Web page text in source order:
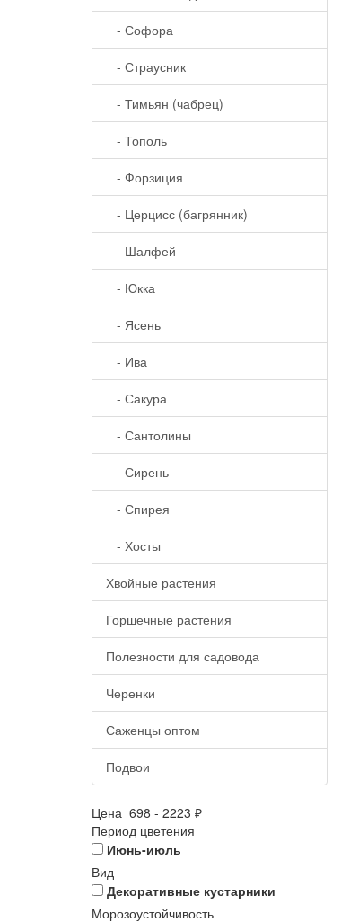
- Софора
- Страусник
- Тимьян (чабрец)
- Тополь
- Форзиция
- Церцисс (багрянник)
- Шалфей
- Юкка
- Ясень
- Ива
- Сакура
- Сантолины
- Сирень
- Спирея
- Хосты
Хвойные растения
Горшечные растения
Полезности для садовода
Черенки
Саженцы оптом
Подвои
Цена 698 - 2223 ₽
Период цветения
Июнь-июль
Вид
Декоративные кустарники
Морозоустойчивость